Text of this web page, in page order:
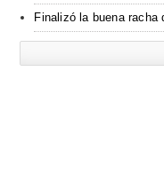
Finalizó la buena racha